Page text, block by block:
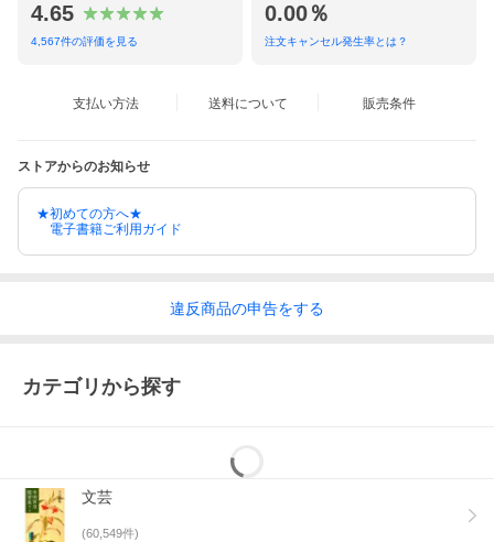
4.65
4,567件の評価を見る
0.00％
注文キャンセル発生率とは？
支払い方法 送料について 販売条件
ストアからのお知らせ
★初めての方へ★
電子書籍ご利用ガイド
違反商品の申告をする
カテゴリから探す
文芸
(60,549件)